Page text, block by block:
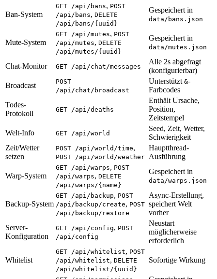
Ban-System
GET /api/bans, POST
/api/bans, DELETE
/api/bans/{uuid}
Gespeichert in
data/bans.json
Mute-System
GET /api/mutes, POST
/api/mutes, DELETE
/api/mutes/{uuid}
Gespeichert in
data/mutes.json
Chat-Monitor GET /api/chat/messages
Alle 2s abgefragt
(konfigurierbar)
Broadcast
POST
/api/chat/broadcast
Unterstützt &-
Farbcodes
Todes-
Protokoll
GET /api/deaths
Enthält Ursache,
Position,
Zeitstempel
Welt-Info
GET /api/world
Seed, Zeit, Wetter,
Schwierigkeit
Zeit/Wetter
setzen
POST /api/world/time,
POST /api/world/weather
Hauptthread-
Ausführung
Warp-System
GET /api/warps, POST
/api/warps, DELETE
/api/warps/{name}
Gespeichert in
data/warps.json
Backup-System
GET /api/backup, POST
/api/backup/create, POST
/api/backup/restore
Async-Erstellung,
speichert Welt
vorher
Server-
Konfiguration
GET /api/config, POST
/api/config
Neustart
möglicherweise
erforderlich
Whitelist
GET /api/whitelist, POST
/api/whitelist, DELETE
/api/whitelist/{uuid}
Sofortige Wirkung